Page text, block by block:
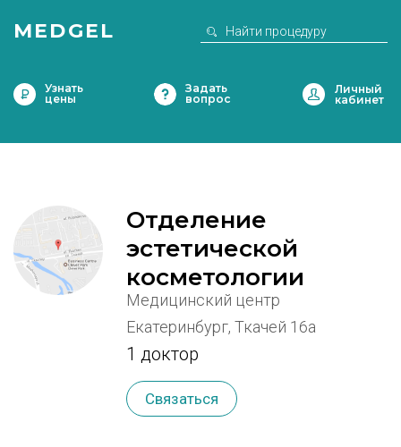
MEDGEL
Узнать
цены
Задать
вопрос
Отделение
эстетической
косметологии
Медицинский центр
Екатеринбург, Ткачей 16а
1 доктор
Связаться